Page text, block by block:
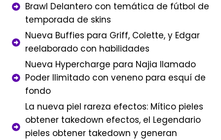
Brawl Delantero con temática de fútbol de
temporada de skins
Nueva Buffies para Griff, Colette, y Edgar
reelaborado con habilidades
Nueva Hypercharge para Najia llamado
Poder Ilimitado con veneno para esquí de
fondo
La nueva piel rareza efectos: Mítico pieles
obtener takedown efectos, el Legendario
pieles obtener takedown y generan